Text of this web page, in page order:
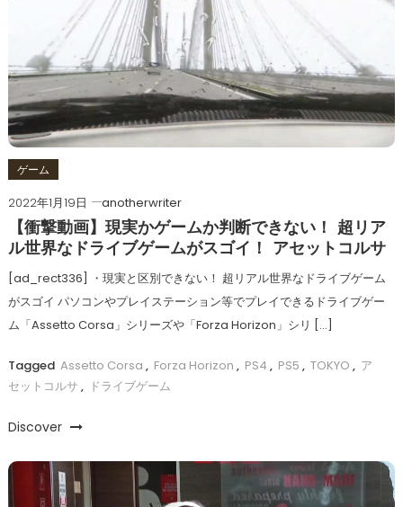
ゲーム
2022年1月19日
anotherwriter
【衝撃動画】現実かゲームか判断できない！ 超リア
ル世界なドライブゲームがスゴイ！ アセットコルサ
[ad_rect336] ・現実と区別できない！ 超リアル世界なドライブゲーム
がスゴイ パソコンやプレイステーション等でプレイできるドライブゲー
ム「Assetto Corsa」シリーズや「Forza Horizon」シリ […]
Tagged Assetto Corsa , Forza Horizon , PS4 , PS5 , TOKYO , ア
セットコルサ , ドライブゲーム
Discover